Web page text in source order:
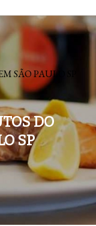
SÃO PAULO SP
DO
SP